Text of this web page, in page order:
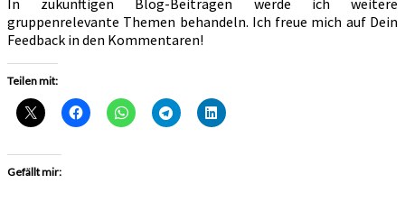
gruppenrelevante Themen behandeln. Ich freue mich auf Dein
Feedback in den Kommentaren!
Teilen mit:
Gefällt mir: